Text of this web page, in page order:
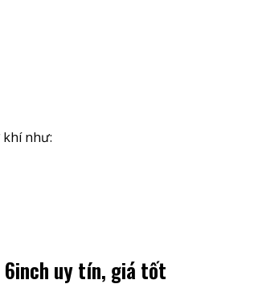
như:
6inch uy tín, giá tốt